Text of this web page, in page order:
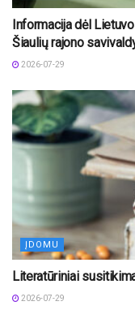
Informacija dėl
Šiaulių rajono
2026-07-29
ĮDOMU
Literatūriniai
2026-07-29